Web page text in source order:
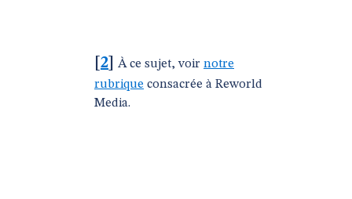
2 À ce sujet, voir notre
rubrique consacrée à Reworld
Media.